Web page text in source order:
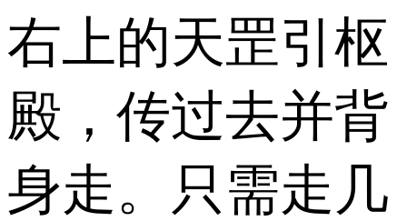
右上的天罡引枢
殿，传过去并背
身走。只需走几